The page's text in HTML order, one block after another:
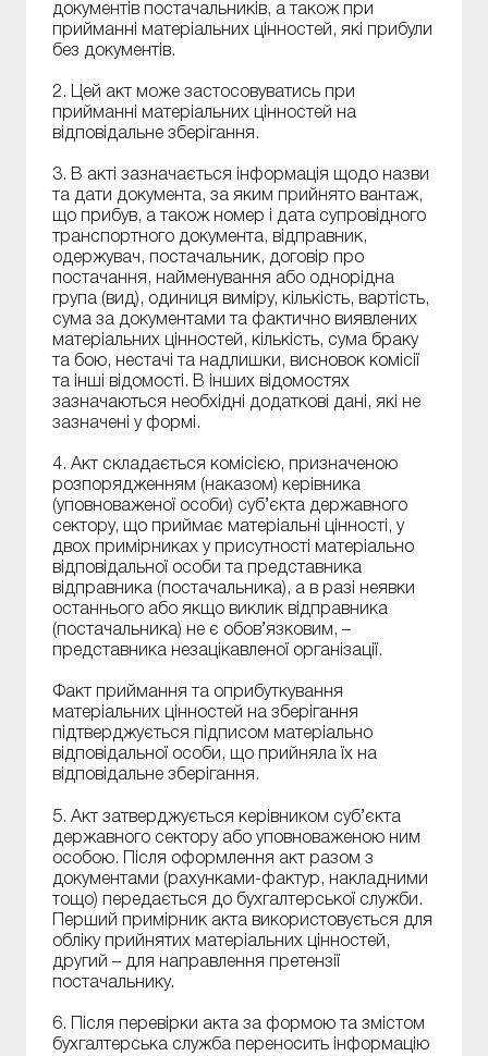
документів постачальників, а також при
прийманні матеріальних цінностей, які прибули
без документів.
2. Цей акт може застосовуватись при
прийманні матеріальних цінностей на
відповідальне зберігання.
3. В акті зазначається інформація щодо назви
та дати документа, за яким прийнято вантаж,
що прибув, а також номер і дата супровідного
транспортного документа, відправник,
одержувач, постачальник, договір про
постачання, найменування або однорідна
група (вид), одиниця виміру, кількість, вартість,
сума за документами та фактично виявлених
матеріальних цінностей, кількість, сума браку
та бою, нестачі та надлишки, висновок комісії
та інші відомості. В інших відомостях
зазначаються необхідні додаткові дані, які не
зазначені у формі.
4. Акт складається комісією, призначеною
розпорядженням (наказом) керівника
(уповноваженої особи) суб’єкта державного
сектору, що приймає матеріальні цінності, у
двох примірниках у присутності матеріально
відповідальної особи та представника
відправника (постачальника), а в разі неявки
останнього або якщо виклик відправника
(постачальника) не є обов’язковим, –
представника незацікавленої організації.
Факт приймання та оприбуткування
матеріальних цінностей на зберігання
підтверджується підписом матеріально
відповідальної особи, що прийняла їх на
відповідальне зберігання.
5. Акт затверджується керівником суб’єкта
державного сектору або уповноваженою ним
особою. Після оформлення акт разом з
документами (рахунками-фактур, накладними
тощо) передається до бухгалтерської служби.
Перший примірник акта використовується для
обліку прийнятих матеріальних цінностей,
другий – для направлення претензії
постачальнику.
6. Після перевірки акта за формою та змістом
бухгалтерська служба переносить інформацію